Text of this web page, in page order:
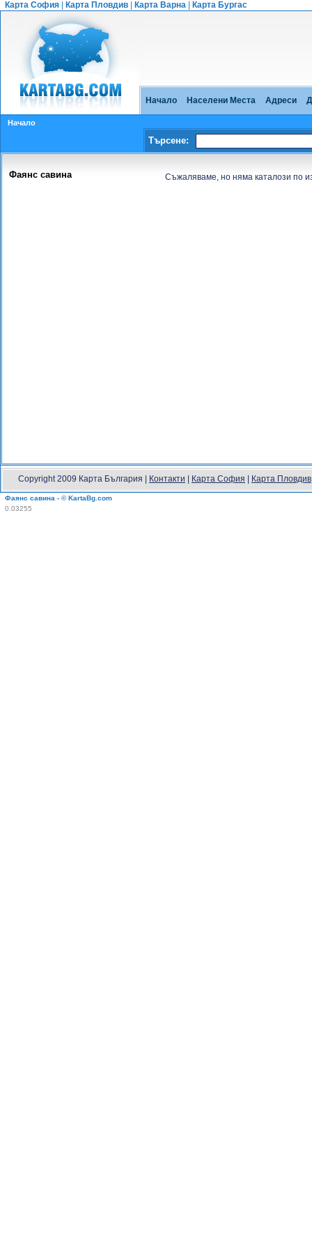
Карта София Карта Пловдив Карта Варна Карта Бургас
Начало Населени Места Адреси
Начало
Търсене:
Фаянс савина Съжаляваме, но няма каталози по
Copyright 2009 Карта България | Контакти Карта София Карта Пловдив
Фаянс савина - © KartaBg.com
0.03255